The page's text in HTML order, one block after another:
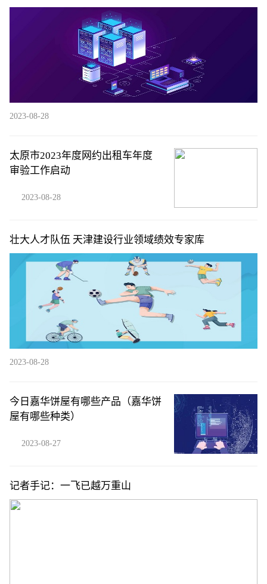
2023-08-28
太原市2023年度网约出租车年度
审验工作启动
2023-08-28
壮大人才队伍 天津建设行业领域绩效专家库
2023-08-28
今日嘉华饼屋有哪些产品（嘉华饼
屋有哪些种类）
2023-08-27
记者手记：一飞已越万重山